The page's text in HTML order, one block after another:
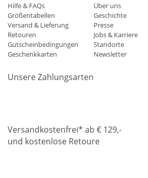
Hilfe & FAQs
Größentabellen
Versand & Lieferung
Retouren
Gutscheinbedingungen
Geschenkkarten
Über uns
Geschichte
Presse
Jobs & Karriere
Standorte
Newsletter
Unsere Zahlungsarten
Versandkostenfrei* ab € 129,-
und kostenlose Retoure